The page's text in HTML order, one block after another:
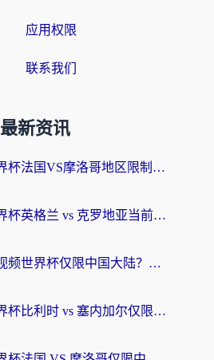
应用权限
联系我们
最新资讯
在国外看世界杯法国VS摩洛哥地区限制？这篇指南让你流畅看中文解说无压力
在国外看世界杯英格兰 vs 克罗地亚当前地区不可播放？这篇指南帮你搞定所有海外观赛难题
在海外看央视频世界杯仅限中国大陆？这篇指南帮你解锁中文解说+无卡顿直播
在海外看世界杯比利时 vs 塞内加尔仅限中国大陆？我找到了最流畅的中文解说之路